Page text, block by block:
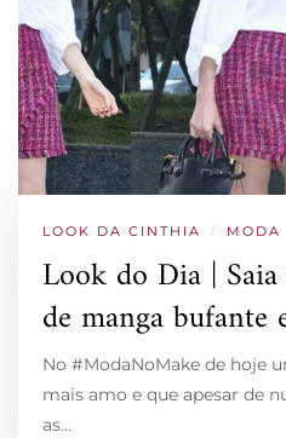
LOOK DA CINTHIA / MODA
Look do Dia |
de manga bufante
No #ModaNoMake de hoje
mais amo e que apesar de
as…